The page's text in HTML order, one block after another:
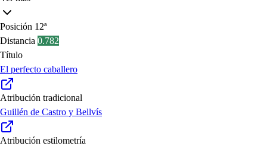
Posición 12ª
Distancia 0.782
Título
El perfecto caballero
Atribución tradicional
Guillén de Castro y Bellvís
Atribución estilometría